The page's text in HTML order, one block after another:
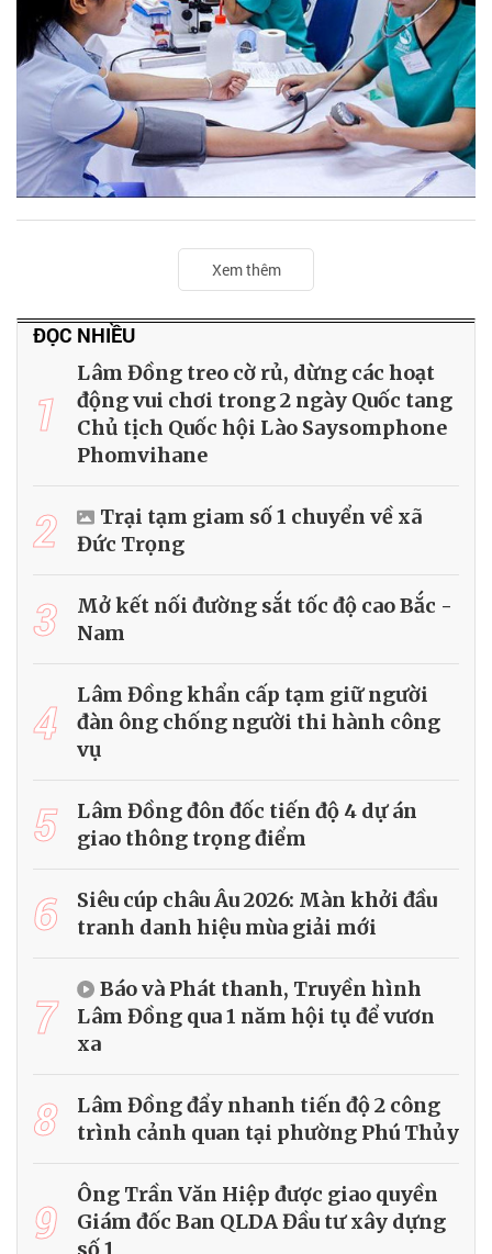
Xem thêm
ĐỌC NHIỀU
1
Lâm Đồng treo cờ rủ, dừng các hoạt
động vui chơi trong 2 ngày Quốc tang
Chủ tịch Quốc hội Lào Saysomphone
Phomvihane
2
Trại tạm giam số 1 chuyển về xã
Đức Trọng
3
Mở kết nối đường sắt tốc độ cao Bắc -
Nam
4
Lâm Đồng khẩn cấp tạm giữ người
đàn ông chống người thi hành công
vụ
5
Lâm Đồng đôn đốc tiến độ 4 dự án
giao thông trọng điểm
6
Siêu cúp châu Âu 2026: Màn khởi đầu
tranh danh hiệu mùa giải mới
7
Báo và Phát thanh, Truyền hình
Lâm Đồng qua 1 năm hội tụ để vươn
xa
8
Lâm Đồng đẩy nhanh tiến độ 2 công
trình cảnh quan tại phường Phú Thủy
9
Ông Trần Văn Hiệp được giao quyền
Giám đốc Ban QLDA Đầu tư xây dựng